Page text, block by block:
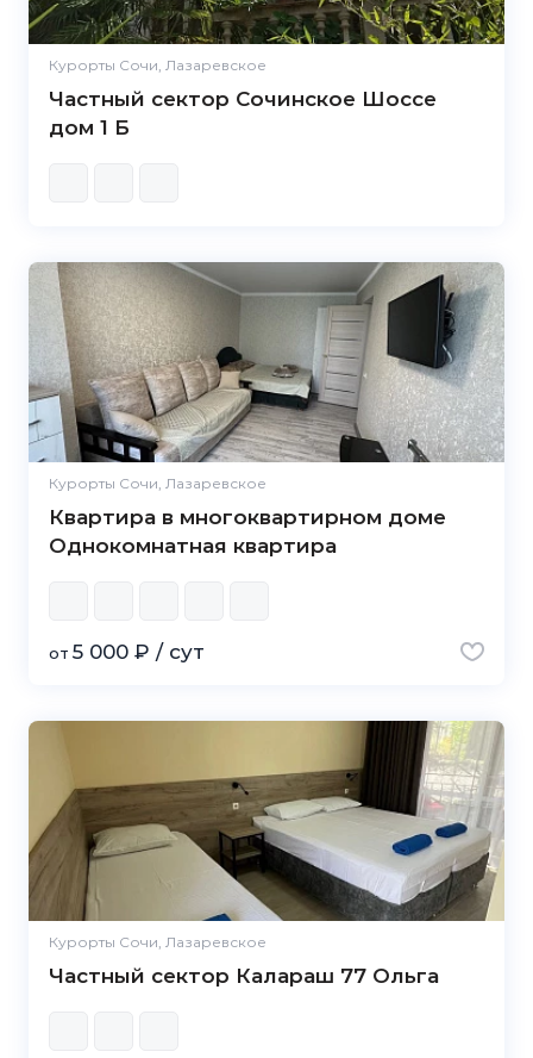
Курорты Сочи, Лазаревское
Частный сектор Сочинское Шоссе
дом 1 Б
Курорты Сочи, Лазаревское
Квартира в многоквартирном доме
Однокомнатная квартира
от 5 000 ₽ / сут
Курорты Сочи, Лазаревское
Частный сектор Калараш 77 Ольга